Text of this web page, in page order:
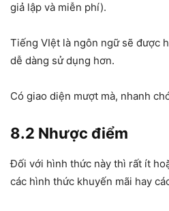
giả lập và miễn phí).
Tiếng VIệt là ngôn ngữ sẽ được
dễ dàng sử dụng hơn.
Có giao diện mượt mà, nhanh
8.2 Nhược điểm
Đối với hình thức này thì rất ít
các hình thức khuyến mãi hay